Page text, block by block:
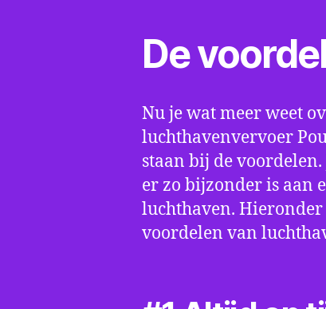
De
Nu je wat meer weet
luchthavenvervoer
staan bij de
er zo bijzonder is aan
luchthaven. Hieronder
voordelen van